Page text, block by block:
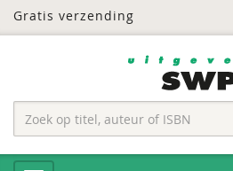
Gratis verzending